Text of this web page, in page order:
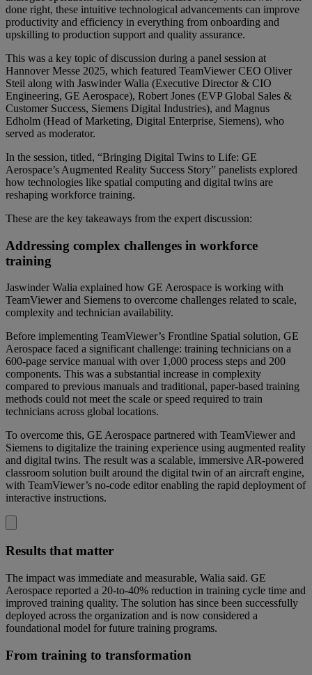
done right, these intuitive technological advancements can improve
productivity and efficiency in everything from onboarding and
upskilling to production support and quality assurance.
This was a key topic of discussion during a panel session at
Hannover Messe 2025, which featured TeamViewer CEO Oliver
Steil along with Jaswinder Walia (Executive Director & CIO
Engineering, GE Aerospace), Robert Jones (EVP Global Sales &
Customer Success, Siemens Digital Industries), and Magnus
Edholm (Head of Marketing, Digital Enterprise, Siemens), who
served as moderator.
In the session, titled, “Bringing Digital Twins to Life: GE
Aerospace’s Augmented Reality Success Story” panelists explored
how technologies like spatial computing and digital twins are
reshaping workforce training.
These are the key takeaways from the expert discussion:
Addressing complex challenges in workforce
training
Jaswinder Walia explained how GE Aerospace is working with
TeamViewer and Siemens to overcome challenges related to scale,
complexity and technician availability.
Before implementing TeamViewer’s Frontline Spatial solution, GE
Aerospace faced a significant challenge: training technicians on a
600-page service manual with over 1,000 process steps and 200
components. This was a substantial increase in complexity
compared to previous manuals and traditional, paper-based training
methods could not meet the scale or speed required to train
technicians across global locations.
To overcome this, GE Aerospace partnered with TeamViewer and
Siemens to digitalize the training experience using augmented reality
and digital twins. The result was a scalable, immersive AR-powered
classroom solution built around the digital twin of an aircraft engine,
with TeamViewer’s no-code editor enabling the rapid deployment of
interactive instructions.
Results that matter
The impact was immediate and measurable, Walia said. GE
Aerospace reported a 20-to-40% reduction in training cycle time and
improved training quality. The solution has since been successfully
deployed across the organization and is now considered a
foundational model for future training programs.
From training to transformation